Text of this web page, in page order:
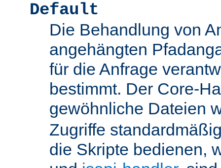
Default
Die Behandlung von
angehängten
für die Anfrage
bestimmt. Der Core-
gewöhnliche Dateien
Zugriffe
die Skripte bedienen,